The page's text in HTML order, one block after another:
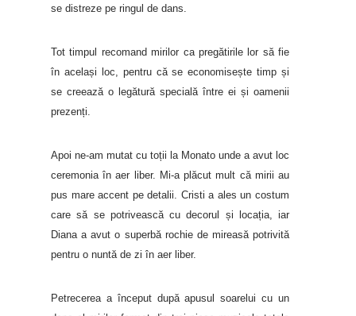
se distreze pe ringul de dans.
Tot timpul recomand mirilor ca pregătirile lor să fie
în același loc, pentru că se economisește timp și
se creează o legătură specială între ei și oamenii
prezenți.
Apoi ne-am mutat cu toții la Monato unde a avut loc
ceremonia în aer liber. Mi-a plăcut mult că mirii au
pus mare accent pe detalii. Cristi a ales un costum
care să se potrivească cu decorul și locația, iar
Diana a avut o superbă rochie de mireasă potrivită
pentru o nuntă de zi în aer liber.
Petrecerea a început după apusul soarelui cu un